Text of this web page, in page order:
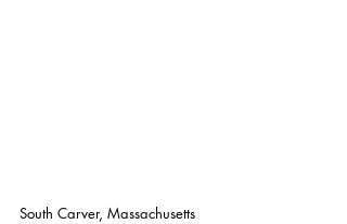
South Carver, Massachusetts